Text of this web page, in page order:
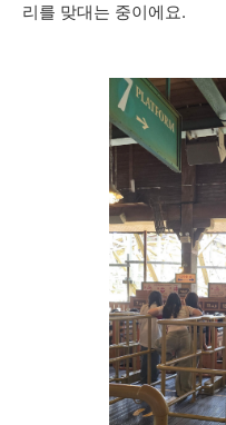
리를 맞대는 중이에요.